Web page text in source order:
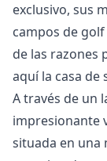
exclusivo, sus
campos de
de las razones
aquí la casa de
A través de un
impresionante
situada en una